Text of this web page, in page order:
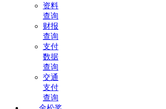
资料
查询
财报
查询
支付
数据
查询
交通
支付
查询